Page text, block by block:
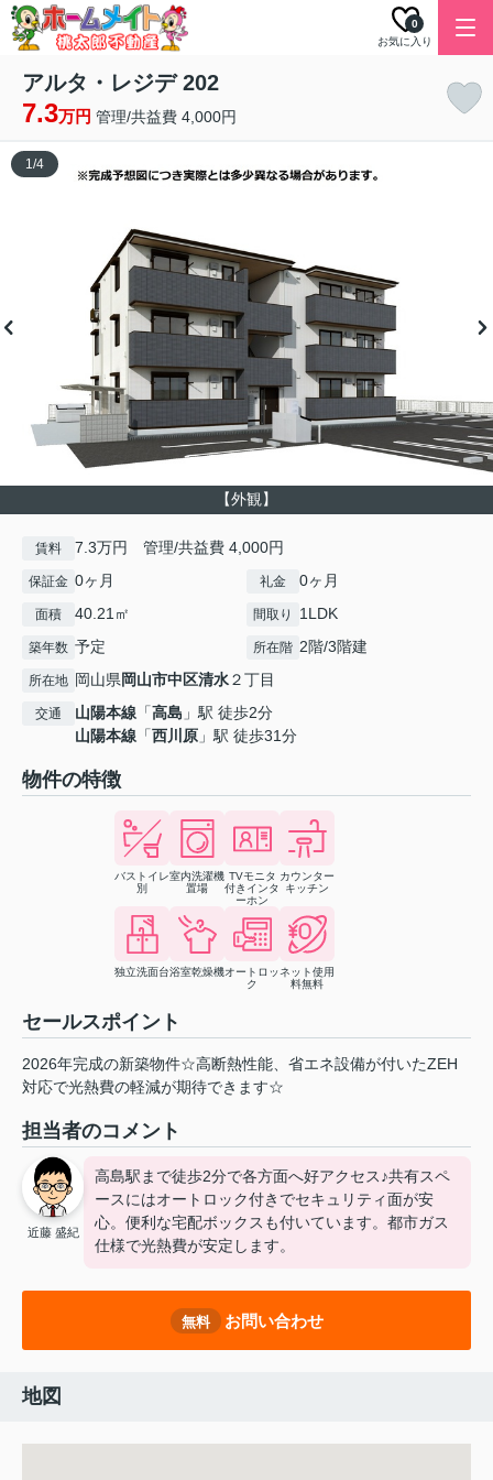
お気に入り
0
アルタ・レジデ 202
7.3万円 管理/共益費 4,000円
【外観】
1/4
賃料 7.3万円 管理/共益費 4,000円
保証金 0ヶ月 礼金 0ヶ月
面積 40.21㎡ 間取り 1LDK
築年数 予定 所在階 2階/3階建
所在地 岡山県岡山市中区清水２丁目
交通 山陽本線 「高島 」駅 徒歩2分
山陽本線 「西川原 」駅 徒歩31分
物件の特徴
バストイレ
別
室内洗濯機
置場
TVモニタ
付きインタ
ーホン
カウンター
キッチン
独立洗面台浴室乾燥機オートロッ
ク
ネット使用
料無料
セールスポイント
2026年完成の新築物件☆高断熱性能、省エネ設備が付いたZEH
対応で光熱費の軽減が期待できます☆
担当者のコメント
近藤 盛紀
高島駅まで徒歩2分で各方面へ好アクセス♪共有スペ
ースにはオートロック付きでセキュリティ面が安
心。便利な宅配ボックスも付いています。都市ガス
仕様で光熱費が安定します。
無料 お問い合わせ
地図